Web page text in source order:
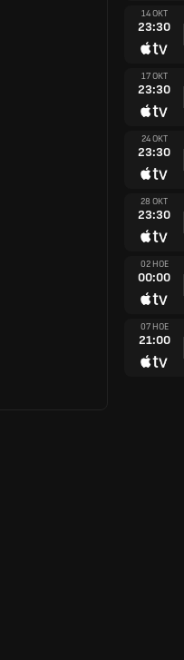
14 ОКТ
23:30
17 ОКТ
23:30
24 ОКТ
23:30
28 ОКТ
23:30
02 НОЕ
00:00
07 НОЕ
21:00